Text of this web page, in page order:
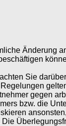
Änderung
Sie
gegen
bzw. die